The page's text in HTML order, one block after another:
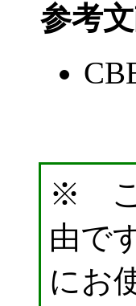
参考文
※ こ
由で
にお